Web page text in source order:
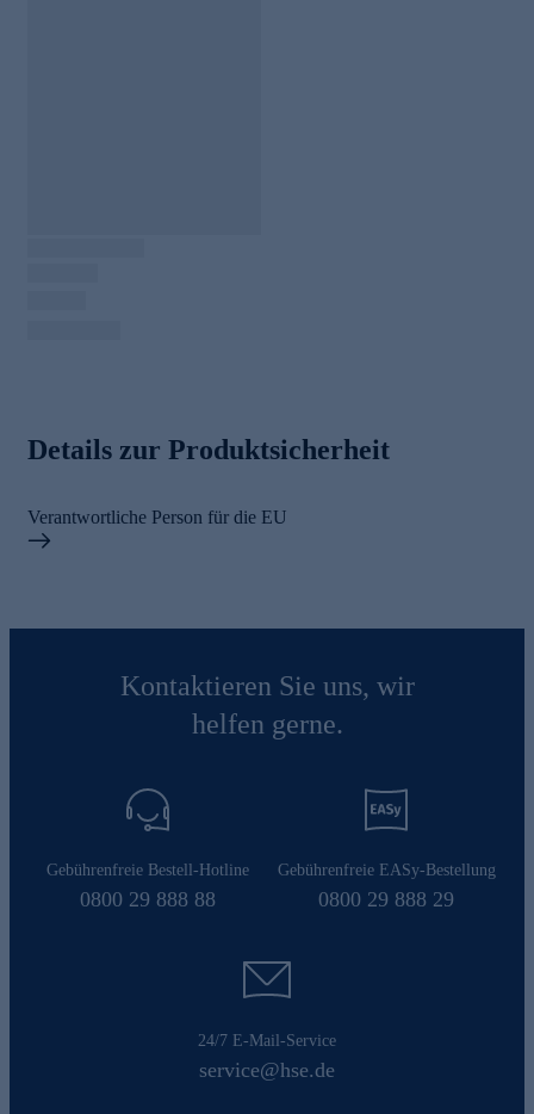
Details zur Produktsicherheit
Verantwortliche Person für die EU
Kontaktieren Sie uns, wir
helfen gerne.
Gebührenfreie Bestell-Hotline
0800 29 888 88
Gebührenfreie EASy-Bestellung
0800 29 888 29
24/7 E-Mail-Service
service@hse.de